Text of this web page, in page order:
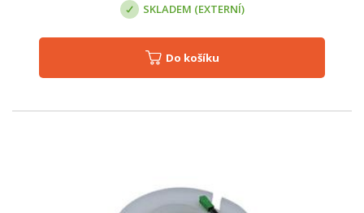
SKLADEM (EXTERNÍ)
Do košíku